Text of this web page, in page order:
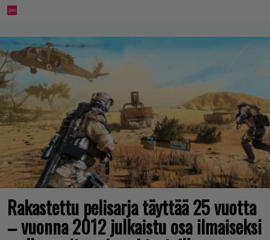
Rakastettu pelisarja täyttää 25 vuotta
– vuonna 2012 julkaistu osa ilmaiseksi